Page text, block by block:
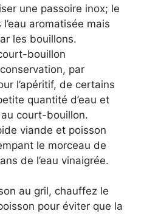
une passoire inox; le
aromatisée mais
les bouillons.
bouillon
par
l’apéritif, de certains
quantité d’eau et
court-bouillon.
viande et poisson
le morceau de
de l’eau vinaigrée.
au gril, chauffez le
pour éviter que la